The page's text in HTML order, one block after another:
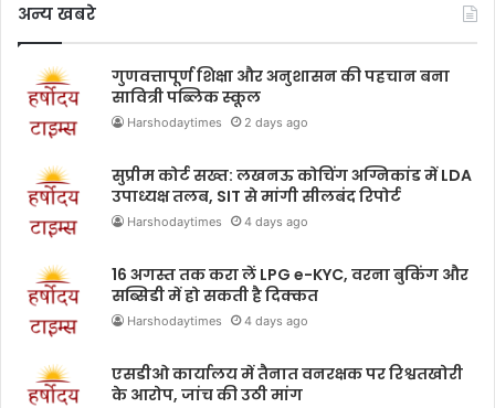
अन्य खबरे
गुणवत्तापूर्ण शिक्षा और अनुशासन की पहचान बना
सावित्री पब्लिक स्कूल
Harshodaytimes 2 days ago
सुप्रीम कोर्ट सख्त: लखनऊ कोचिंग अग्निकांड में LDA
उपाध्यक्ष तलब, SIT से मांगी सीलबंद रिपोर्ट
Harshodaytimes 4 days ago
16 अगस्त तक करा लें LPG e-KYC, वरना बुकिंग और
सब्सिडी में हो सकती है दिक्कत
Harshodaytimes 4 days ago
एसडीओ कार्यालय में तैनात वनरक्षक पर रिश्वतखोरी
के आरोप, जांच की उठी मांग